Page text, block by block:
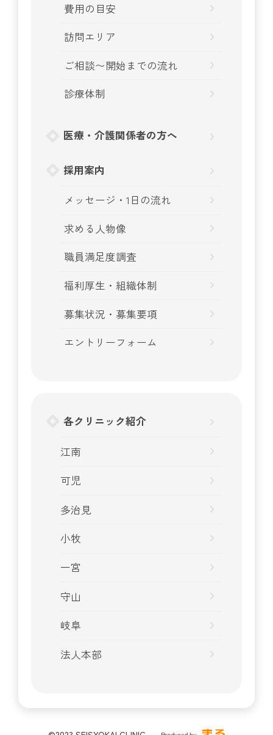
費用の目安
訪問エリア
ご相談〜開始までの流れ
診療体制
医療・介護関係者の方へ
採用案内
メッセージ・1日の流れ
求める人物像
職員満足度調査
福利厚生・組織体制
募集状況・募集要項
エントリーフォーム
各クリニック紹介
江南
可児
多治見
小牧
一宮
守山
岐阜
法人本部